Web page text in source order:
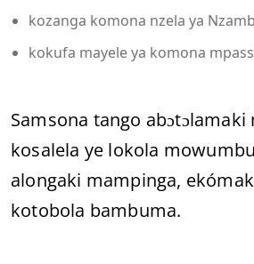
kozanga komona nzela ya
kokufa mayele ya komona
Samsona tango
kosalela ye lokola
alongaki mampinga,
kotobola bambuma.